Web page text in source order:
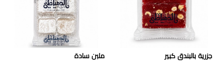
جزرية بالبندق كبير ملبن سادة